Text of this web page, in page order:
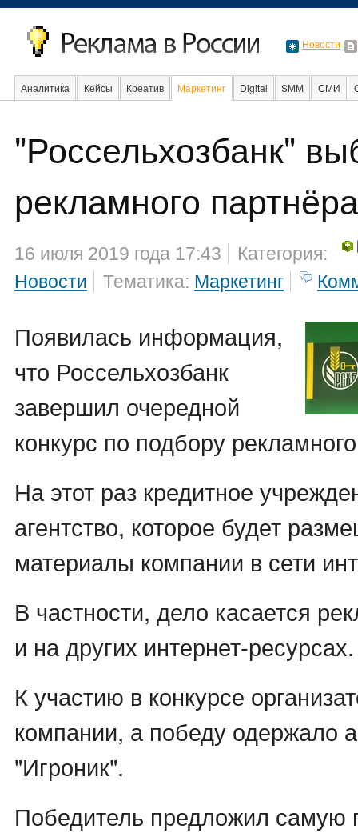
Новости
Аналитика Кейсы Креатив Маркетинг Digital SMM СМИ
Интернет
"Россельхозбанк"
рекламного партнёра
16 июля 2019 года 17:43
Категория:
Новости
Тематика: Маркетинг
Появилась информация,
что Россельхозбанк
завершил очередной
конкурс по подбору
На этот раз кредитное
агентство, которое будет
материалы компании в сети
В частности, дело касается
и на других интернет-ресурсах.
К участию в конкурсе
компании, а победу одержало
"Игроник".
Победитель предложил